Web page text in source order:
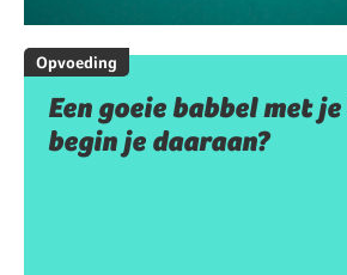
Opvoeding
Een goeie babbel met
begin je daaraan?